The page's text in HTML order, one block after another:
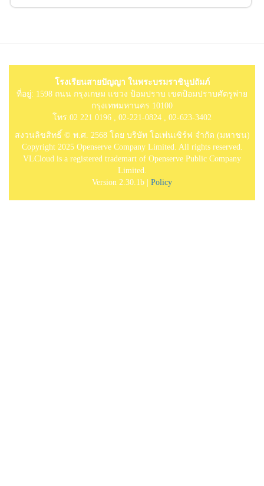
โรงเรียนสายปัญญา ในพระบรมราชินูปถัมภ์
ที่อยู่: 1598 ถนน กรุงเกษม แขวง ป้อมปราบ เขตป้อมปราบศัตรูพ่าย
กรุงเทพมหานคร 10100
โทร.02 221 0196 , 02-221-0824 , 02-623-3402
สงวนลิขสิทธิ์ © พ.ศ. 2568 โดย บริษัท โอเพ่นเซิร์ฟ จำกัด (มหาชน)
Copyright 2025 Openserve Company Limited. All rights reserved.
VLCloud is a registered trademart of Openserve Public Company
Limited.
Version 2.30.1b | Policy